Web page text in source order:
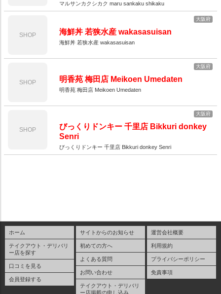
マルサンカクシカク maru sankaku shikaku
SHOP
大阪府
海鮮丼 若狭水産 wakasasuisan
海鮮丼 若狭水産 wakasasuisan
SHOP
大阪府
明香苑 梅田店 Meikoen Umedaten
明香苑 梅田店 Meikoen Umedaten
SHOP
大阪府
びっくりドンキー 千里店 Bikkuri donkey
Senri
びっくりドンキー 千里店 Bikkuri donkey Senri
ホーム
テイクアウト・デリバリ
ー店を探す
口コミを見る
会員登録する
サイトからのお知らせ
初めての方へ
よくある質問
お問い合わせ
テイクアウト・デリバリ
ー店掲載の申し込み
運営会社概要
利用規約
プライバシーポリシー
免責事項